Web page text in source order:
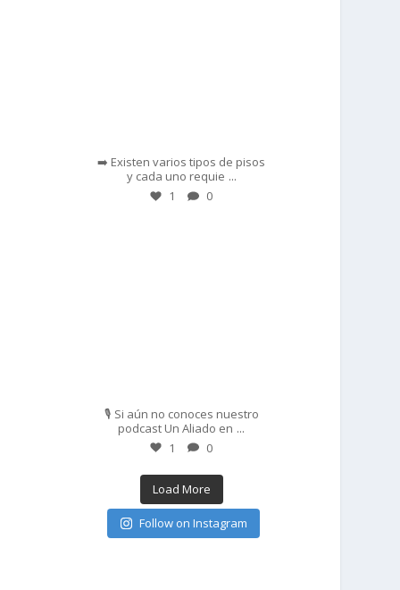
➡️ Existen varios tipos de pisos
y cada uno requie ...
1 0
🎙️ Si aún no conoces nuestro
podcast Un Aliado en ...
1 0
Load More
Follow on Instagram